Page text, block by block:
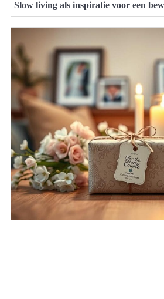
Slow living als inspiratie voor een